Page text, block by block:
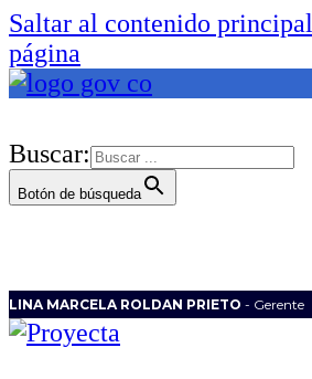
Saltar al contenido principal
página
Buscar:
Botón de búsqueda
LINA MARCELA ROLDAN PRIETO - Gerente